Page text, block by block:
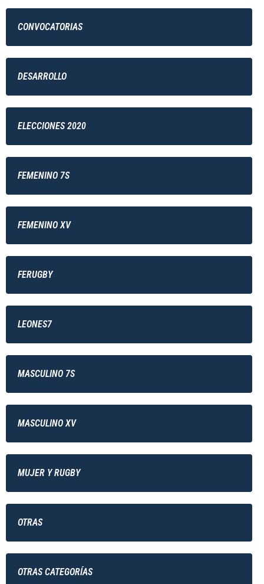
CONVOCATORIAS
DESARROLLO
ELECCIONES 2020
FEMENINO 7S
FEMENINO XV
FERUGBY
LEONES7
MASCULINO 7S
MASCULINO XV
MUJER Y RUGBY
OTRAS
OTRAS CATEGORÍAS